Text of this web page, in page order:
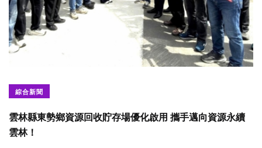
綜合新聞
雲林縣東勢鄉資源回收貯存場優化啟用 攜手邁向資源永續
雲林！